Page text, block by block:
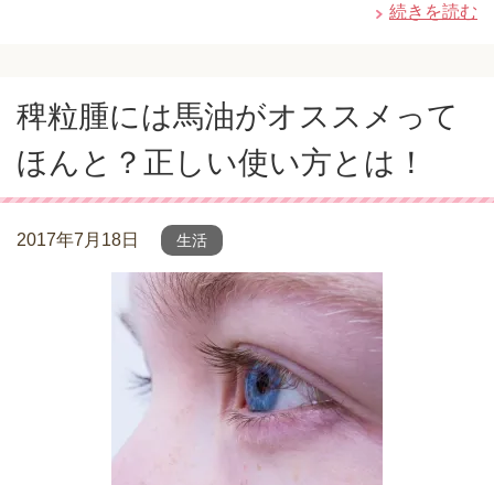
続きを読む
稗粒腫には馬油がオススメって
ほんと？正しい使い方とは！
2017年7月18日 生活